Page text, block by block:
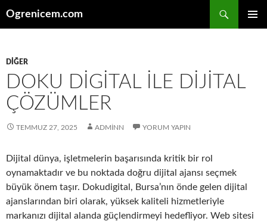
Ogrenicem.com
DIĞER
DOKU DIGITAL ILE DIJITAL
ÇÖZÜMLER
TEMMUZ 27, 2025 ADMINN YORUM YAPIN
Dijital dünya, işletmelerin başarısında kritik bir rol
oynamaktadır ve bu noktada doğru dijital ajansı seçmek
büyük önem taşır. Dokudigital, Bursa’nın önde gelen dijital
ajanslarından biri olarak, yüksek kaliteli hizmetleriyle
markanızı dijital alanda güçlendirmeyi hedefliyor. Web sitesi